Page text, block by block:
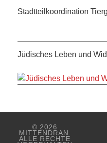
SPONSORING
Stadtteilkoordination
Jüdisches Leben und
© 2026
MITTENDRAN.
ALLE RECHTE